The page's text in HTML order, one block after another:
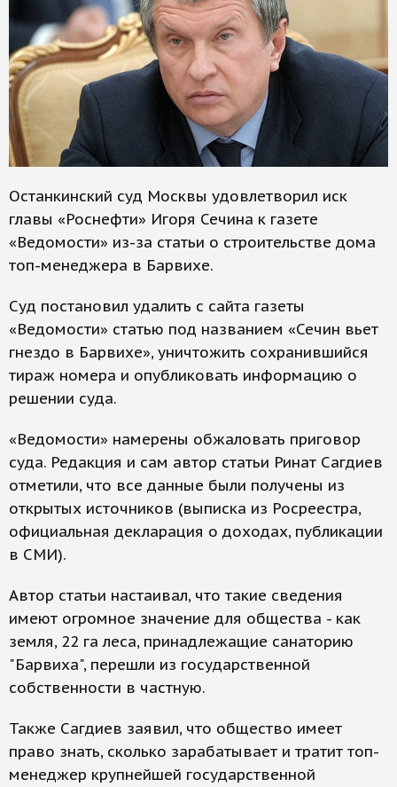
Останкинский суд Москвы удовлетворил иск
главы «Роснефти» Игоря Сечина к газете
«Ведомости» из-за статьи о строительстве дома
топ-менеджера в Барвихе.
Суд постановил удалить с сайта газеты
«Ведомости» статью под названием «Сечин вьет
гнездо в Барвихе», уничтожить сохранившийся
тираж номера и опубликовать информацию о
решении суда.
«Ведомости» намерены обжаловать приговор
суда. Редакция и сам автор статьи Ринат Сагдиев
отметили, что все данные были получены из
открытых источников (выписка из Росреестра,
официальная декларация о доходах, публикации
в СМИ).
Автор статьи настаивал, что такие сведения
имеют огромное значение для общества - как
земля, 22 га леса, принадлежащие санаторию
"Барвиха", перешли из государственной
собственности в частную.
Также Сагдиев заявил, что общество имеет
право знать, сколько зарабатывает и тратит топ-
менеджер крупнейшей государственной